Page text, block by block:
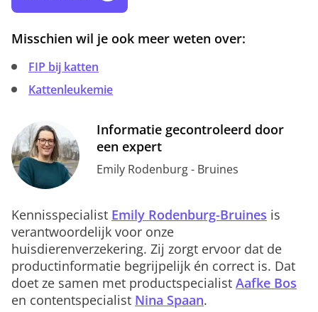
Misschien wil je ook meer weten over:
FIP bij katten
Kattenleukemie
Informatie gecontroleerd door
een expert
Emily Rodenburg - Bruines
Kennisspecialist Emily Rodenburg-Bruines is
verantwoordelijk voor onze
huisdierenverzekering. Zij zorgt ervoor dat de
productinformatie begrijpelijk én correct is. Dat
doet ze samen met productspecialist Aafke Bos
en contentspecialist Nina Spaan.